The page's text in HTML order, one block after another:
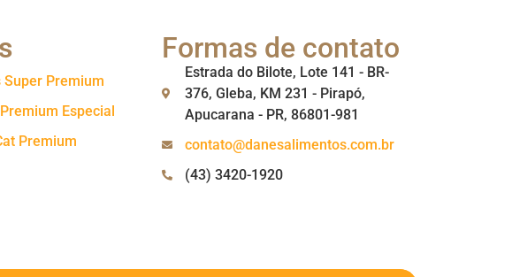
Super Premium
Especial
Premium
Formas de contato
Estrada do Bilote, Lote 141 - BR-
376, Gleba, KM 231 - Pirapó,
Apucarana - PR, 86801-981
contato@danesalimentos.com.br
(43) 3420-1920